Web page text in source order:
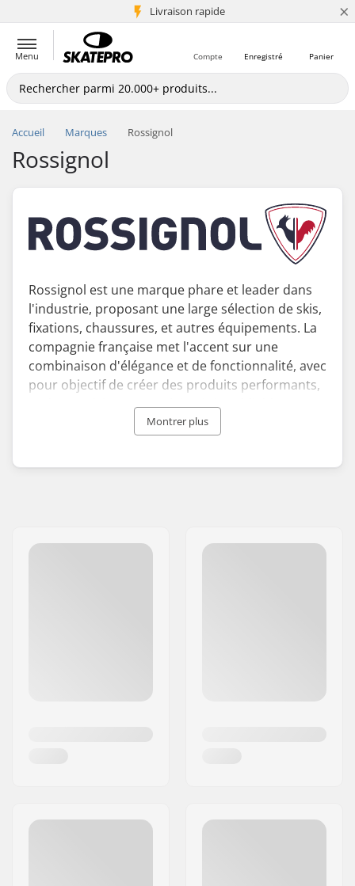
Livraison rapide
+5 mio de clients ×
Menu Panier
Enregistré
Compte
Accueil Marques Rossignol
Rossignol
Rossignol est une marque phare et leader dans
l'industrie, proposant une large sélection de skis,
fixations, chaussures, et autres équipements. La
compagnie française met l'accent sur une
combinaison d'élégance et de fonctionnalité, avec
pour objectif de créer des produits performants,
et des expériences en plein-air inoubliables.
Les skis, skis de fond et équipements Rossignol
compagnie, Rossignol offre également des
très bonne qualité, il va sans dire que Rossignol
Montrer plus